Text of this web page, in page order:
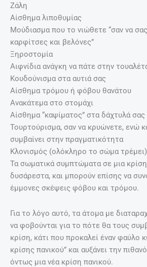
Ζάλη
Αίσθημα λιποθυμίας
Μούδιασμα που το νιώθετε “σαν να
καρφίτσες και βελόνες”
Ξηροστομία
Αιφνίδια ανάγκη να πάτε στην
Κουδούνισμα στα αυτιά σας
Αίσθημα τρόμου ή φόβου θανάτου
Ανακάτεμα στο στομάχι
Αίσθημα “καψίματος” στα δάχτυλά σας
Τουρτούρισμα, σαν να κρυώνετε, ενώ
συμβαίνει στην πραγματικότητα
Κλονισμός (ολόκληρο το σώμα τρέμει)
Τα σωματικά συμπτώματα σε μια κρίση
δυσάρεστα, και μπορούν επίσης να
έμμονες σκέψεις φόβου και τρόμου.
Για το λόγο αυτό, τα άτομα με
να φοβούνται για το πότε θα τους
κρίση, κάτι που προκαλεί έναν φαύλο
κρίσης πανικού” και αυξάνει την
όντως μια νέα κρίση πανικού.